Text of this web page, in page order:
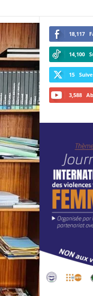
18,117
14,100
15
3,588